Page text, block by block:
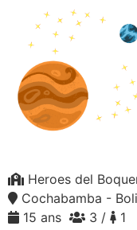
Heroes del
Cochabamba -
15 ans
3 /
1